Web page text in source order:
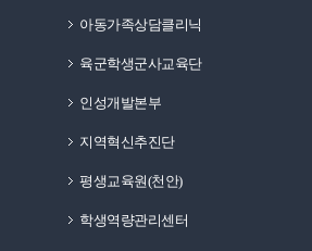
아동가족상담클리닉
육군학생군사교육단
인성개발본부
지역혁신추진단
평생교육원(천안)
학생역량관리센터